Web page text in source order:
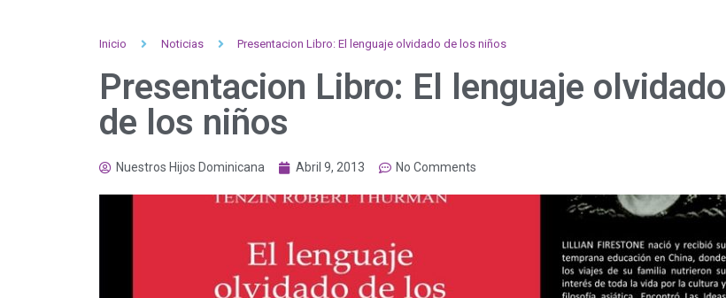
Inicio Noticias Presentacion Libro: El lenguaje olvidado de los niños
Presentacion Libro: El lenguaje olvidado
de los niños
Nuestros Hijos Dominicana Abril 9, 2013 No Comments